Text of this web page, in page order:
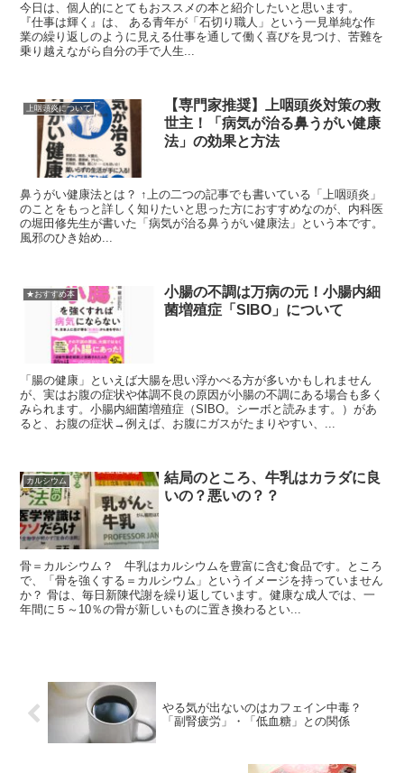
今日は、個人的にとてもおススメの本と紹介したいと思います。
『仕事は輝く』は、 ある青年が「石切り職人」という一見単純な作
業の繰り返しのように見える仕事を通して働く喜びを見つけ、苦難を
乗り越えながら自分の手で人生...
上咽頭炎について
【専門家推奨】上咽頭炎対策の救
世主！「病気が治る鼻うがい健康
法」の効果と方法
鼻うがい健康法とは？ ↑上の二つの記事でも書いている「上咽頭炎」
のことをもっと詳しく知りたいと思った方におすすめなのが、内科医
の堀田修先生が書いた「病気が治る鼻うがい健康法」という本です。
風邪のひき始め...
★おすすめ本
小腸の不調は万病の元！小腸内細
菌増殖症「SIBO」について
「腸の健康」といえば大腸を思い浮かべる方が多いかもしれません
が、実はお腹の症状や体調不良の原因が小腸の不調にある場合も多く
みられます。小腸内細菌増殖症（SIBO。シーボと読みます。）があ
ると、お腹の症状→例えば、お腹にガスがたまりやすい、...
カルシウム
結局のところ、牛乳はカラダに良
いの？悪いの？？
骨＝カルシウム？ 牛乳はカルシウムを豊富に含む食品です。ところ
で、「骨を強くする＝カルシウム」というイメージを持っていません
か？ 骨は、毎日新陳代謝を繰り返しています。健康な成人では、一
年間に５～10％の骨が新しいものに置き換わるとい...
やる気が出ないのはカフェイン中毒？
「副腎疲労」・「低血糖」との関係